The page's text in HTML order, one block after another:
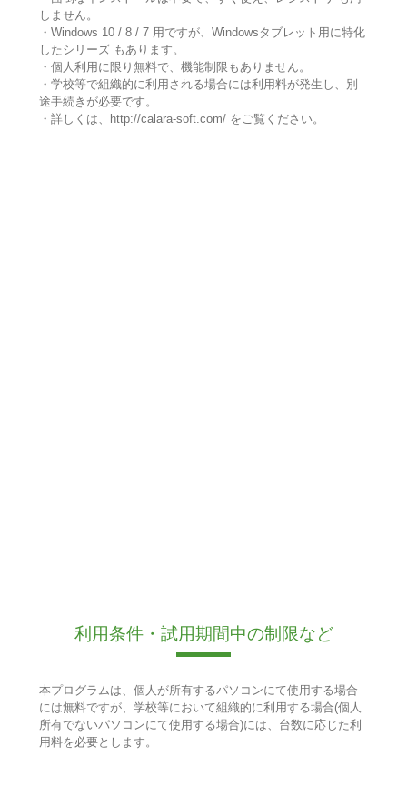
しません。
・Windows 10 / 8 / 7 用ですが、Windowsタブレット用に特化
したシリーズ もあります。
・個人利用に限り無料で、機能制限もありません。
・学校等で組織的に利用される場合には利用料が発生し、別
途手続きが必要です。
・詳しくは、http://calara-soft.com/ をご覧ください。
利用条件・試用期間中の制限など
本プログラムは、個人が所有するパソコンにて使用する場合
には無料ですが、学校等において組織的に利用する場合(個人
所有でないパソコンにて使用する場合)には、台数に応じた利
用料を必要とします。